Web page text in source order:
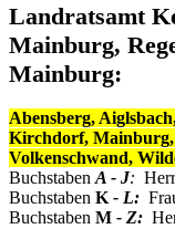
Landratsamt
Mainburg,
Mainburg:
Abensberg,
Kirchdorf, Mainburg,
Volkenschwand,
BuchstabenA - J:
Buchstaben K- L:
Buchstaben M - Z: